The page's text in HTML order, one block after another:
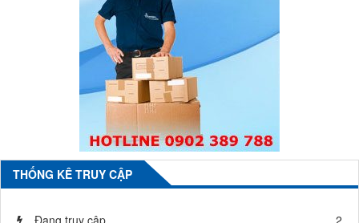
THỐNG KÊ TRUY CẬP
Đang truy cập
2